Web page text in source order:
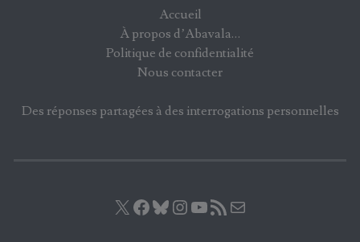
Accueil
À propos d’Abavala…
Politique de confidentialité
Nous contacter
Des réponses partagées à des interrogations personnelles
X Facebook
Bluesky
Instagram
YouTube
Flux RSS